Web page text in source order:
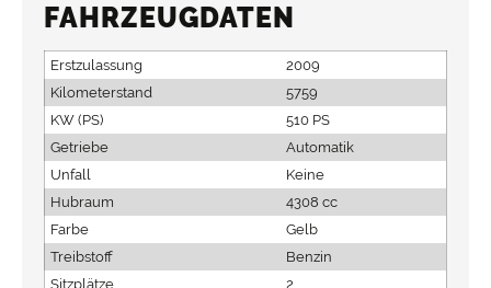
FAHRZEUGDATEN
Erstzulassung
2009
Kilometerstand
5759
KW (PS)
510 PS
Getriebe
Automatik
Unfall
Keine
Hubraum
4308 cc
Farbe
Gelb
Treibstoff
Benzin
Sitzplätze
2